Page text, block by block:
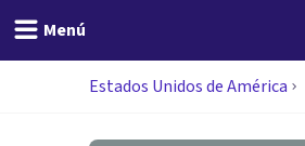
Menú
Estados Unidos de América